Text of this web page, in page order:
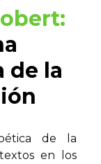
de la
de la
en los